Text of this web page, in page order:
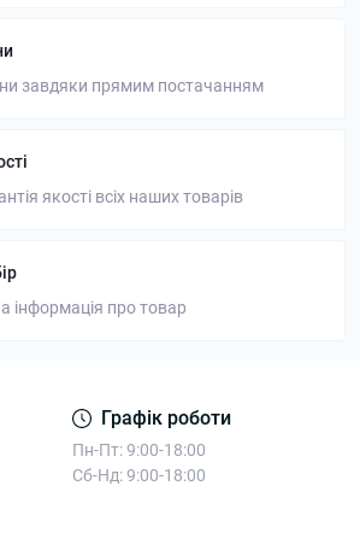
завдяки прямим постачанням
якості всіх наших товарів
інформація про товар
Графік роботи
Пн-Пт: 9:00-18:00
Сб-Нд: 9:00-18:00